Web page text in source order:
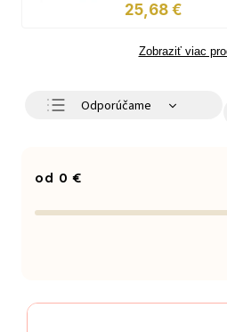
25,68 €
Zobraziť viac
Odporúčame
Abecedne
0 €